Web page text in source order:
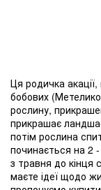
Ця родичка
бобових
рослину,
прикрашає
потім рослина
починається на 2 -
з травня до кінця
маєте ідеї щодо